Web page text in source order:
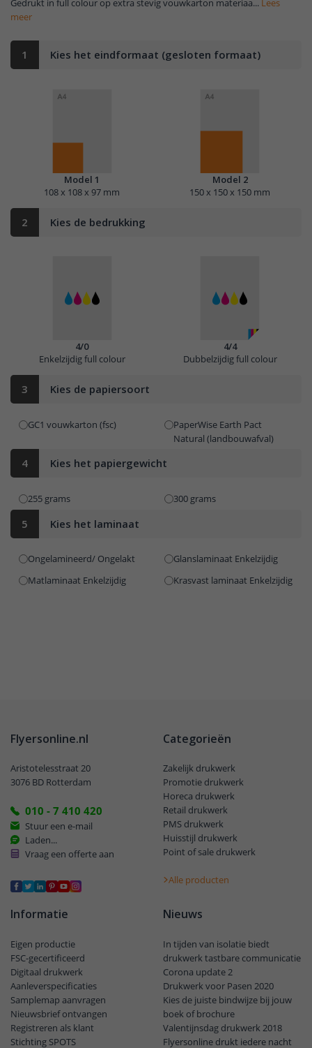
Gedrukt in full colour op extra stevig vouwkarton materiaa... Lees
meer
1 Kies het eindformaat (gesloten formaat)
Model 1
108 x 108 x 97 mm
Model 2
150 x 150 x 150 mm
2 Kies de bedrukking
4/0
Enkelzijdig full colour
4/4
Dubbelzijdig full colour
3 Kies de papiersoort
GC1 vouwkarton (fsc)
PaperWise Earth Pact
Natural (landbouwafval)
4 Kies het papiergewicht
255 grams 300 grams
5 Kies het laminaat
Ongelamineerd/ Ongelakt
Glanslaminaat Enkelzijdig
Matlaminaat Enkelzijdig
Krasvast laminaat Enkelzijdig
Flyersonline.nl
Aristotelesstraat 20
3076 BD Rotterdam
010 - 7 410 420
Stuur een e-mail
Laden...
Vraag een offerte aan
Categorieën
Zakelijk drukwerk
Promotie drukwerk
Horeca drukwerk
Retail drukwerk
PMS drukwerk
Huisstijl drukwerk
Point of sale drukwerk
Alle producten
Informatie
Eigen productie
FSC-gecertificeerd
Digitaal drukwerk
Aanleverspecificaties
Samplemap aanvragen
Nieuwsbrief ontvangen
Registreren als klant
Stichting SPOTS
Nieuws
In tijden van isolatie biedt
drukwerk tastbare communicatie
Corona update 2
Drukwerk voor Pasen 2020
Kies de juiste bindwijze bij jouw
boek of brochure
Valentijnsdag drukwerk 2018
Flyersonline drukt iedere nacht